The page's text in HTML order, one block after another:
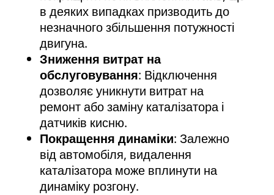
в деяких випадках призводить до
незначного збільшення потужності
двигуна.
Зниження витрат на
обслуговування: Відключення
дозволяє уникнути витрат на
ремонт або заміну каталізатора і
датчиків кисню.
Покращення динаміки: Залежно
від автомобіля, видалення
каталізатора може вплинути на
динаміку розгону.